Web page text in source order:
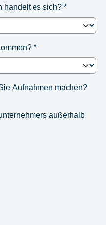
handelt es sich? *
*
Aufnahmen machen?
außerhalb